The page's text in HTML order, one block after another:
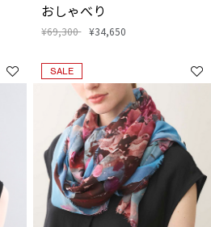
おしゃべり
¥69,300 ¥34,650
SALE